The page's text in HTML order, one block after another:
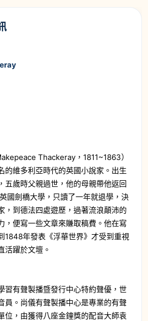
Thackeray，1811~1863）
的維多利亞時代的英國小說家。出生
五歲時父親過世，他的母親帶他返回
國劍橋大學，只讀了一年就退學，決
，到德法四處遊歷，過著流浪顛沛的
，便寫一些文章來賺取稿費。他在寫
1848年發表《浮華世界》才受到重視
活躍於文壇。
習有聲製播暨發行中心特約聲優，世
員。尚儀有聲製播中心是專業的有聲
位，由獲得八座金鐘獎的配音大師袁